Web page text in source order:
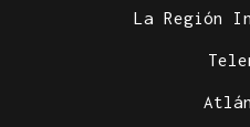
La Región